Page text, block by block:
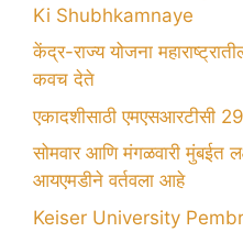
Ki Shubhkamnaye
केंद्र-राज्य योजना
कवच देते
एकादशीसाठी एमएसआरटीसी
सोमवार आणि मंगळवारी मुंबईत
आयएमडीने वर्तवला आहे
Keiser University